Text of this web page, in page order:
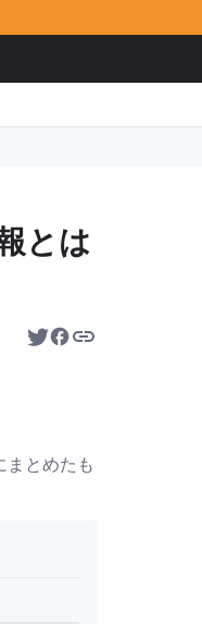
とは
とめたも